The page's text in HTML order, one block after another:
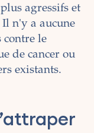
agressifs et
Il n'y a aucune
contre le
de cancer ou
existants.